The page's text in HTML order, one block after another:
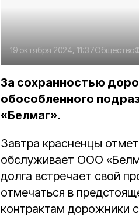
19 октября 2024, 11:37Общество
За сохранностью
обособленного
«Белмаг».
Завтра красненцы
обслуживает ООО
долга встречает свой
отмечаться в
контрактам дорожники